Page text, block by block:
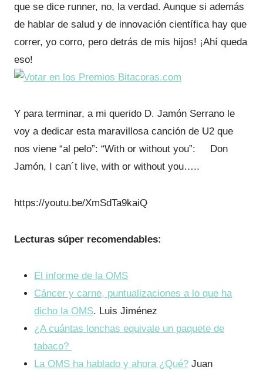
que se dice runner, no, la verdad. Aunque si además
de hablar de salud y de innovación científica hay que
correr, yo corro, pero detrás de mis hijos! ¡Ahí queda
eso!
Y para terminar, a mi querido D. Jamón Serrano le
voy a dedicar esta maravillosa canción de U2 que
nos viene “al pelo”: “With or without you”: Don
Jamón, I can´t live, with or without you…..
https://youtu.be/XmSdTa9kaiQ
Lecturas súper recomendables:
El informe de la OMS
Cáncer y carne, puntualizaciones a lo que ha
dicho la OMS. Luis Jiménez
¿A cuántas lonchas equivale un paquete de
tabaco?
La OMS ha hablado y ahora ¿Qué? Juan